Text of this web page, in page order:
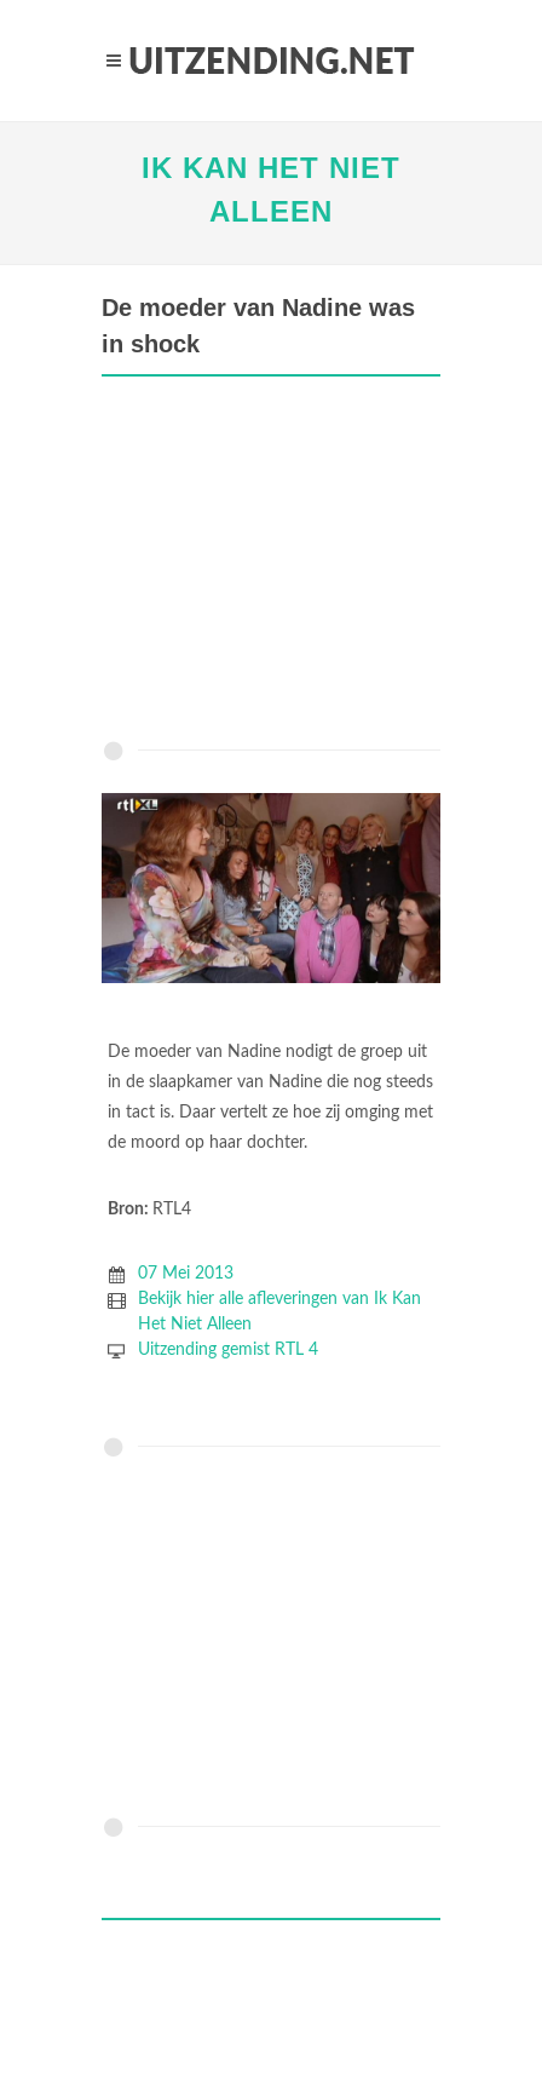
IK KAN HET NIET
ALLEEN
De moeder van Nadine was
in shock
De moeder van Nadine nodigt de groep uit
in de slaapkamer van Nadine die nog steeds
in tact is. Daar vertelt ze hoe zij omging met
de moord op haar dochter.
Bron: RTL4
07 Mei 2013
Bekijk hier alle afleveringen van Ik Kan
Het Niet Alleen
Uitzending gemist RTL 4